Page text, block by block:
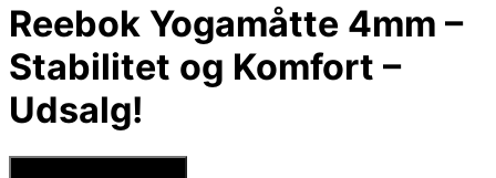
Reebok Yogamåtte 4mm –
Stabilitet og Komfort –
Udsalg!